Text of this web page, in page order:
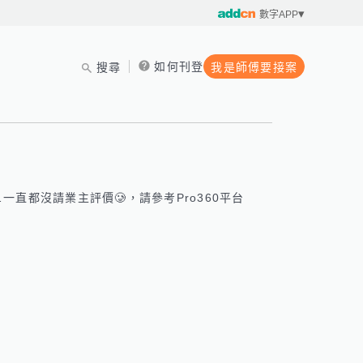
數字APP
搜尋 如何刊登 我是師傅要接案
直都沒請業主評價🥲，請參考Pro360平台